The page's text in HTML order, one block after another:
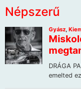
Népszerű